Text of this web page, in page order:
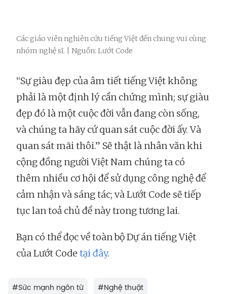
Các giáo viên nghiên cứu tiếng Việt đến chung vui cùng
nhóm nghệ sĩ. | Nguồn: Lướt Code
“Sự giàu đẹp của âm tiết tiếng Việt không
phải là một định lý cần chứng mình; sự giàu
đẹp đó là một cuộc đời vẫn đang còn sống,
và chúng ta hãy cứ quan sát cuộc đời ấy. Và
quan sát mãi thôi.” Sẽ thật là nhân văn khi
cộng đồng người Việt Nam chúng ta có
thêm nhiều cơ hội để sử dụng công nghệ để
cảm nhận và sáng tác; và Lướt Code sẽ tiếp
tục lan toả chủ đề này trong tương lai.
Bạn có thể đọc về toàn bộ Dự án tiếng Việt
của Lướt Code tại đây.
#Sức mạnh ngôn từ #Nghệ thuật